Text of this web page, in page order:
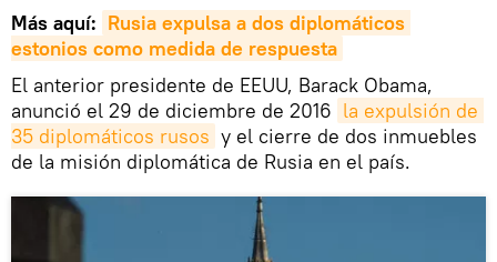
Más aquí: Rusia expulsa a dos diplomáticos
estonios como medida de respuesta
El anterior presidente de EEUU, Barack Obama,
anunció el 29 de diciembre de 2016 la expulsión de
35 diplomáticos rusos y el cierre de dos inmuebles
de la misión diplomática de Rusia en el país.